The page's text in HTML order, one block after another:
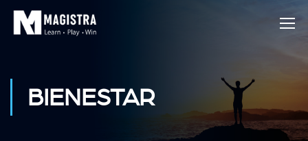
BIENESTAR